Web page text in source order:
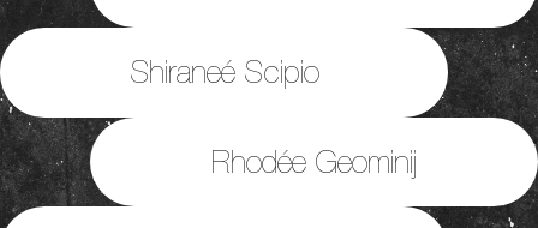
Shiraneé Scipio
Rhodée Geominij